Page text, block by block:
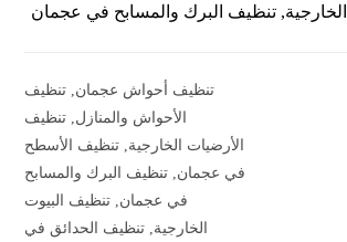
تنظيف البرك والمسابح في عجمان
تنظيف أحواش عجمان تنظيف
الأحواش والمنازل تنظيف
الأرضيات الخارجية تنظيف الأسطح
في عجمان تنظيف البرك والمسابح
في عجمان تنظيف البيوت
الخارجية تنظيف الحدائق في